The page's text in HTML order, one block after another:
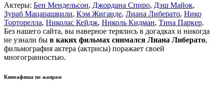
Актеры: Бен Мендельсон, Джордана Спиро, Дэш Майок,
Зураб Мацарашвили, Кэм Жиганде, Лиана Либерато, Нико
Торторелла, Николас Кейдж, Николь Кидман, Тина Паркер.
Без нашего сайта, вы наверное терялись в догадках и никогда
не узнали бы в каких фильмах снимался Лиана Либерато,
фильмография актера (актрисы) поражает своей
многогранностью.
Киноафиша по жанрам